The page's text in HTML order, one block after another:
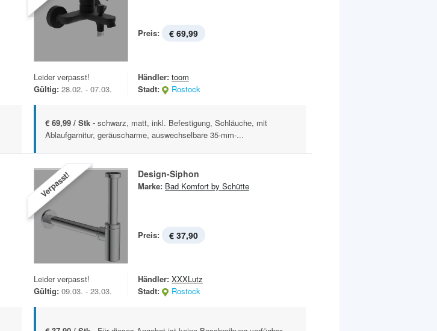
Preis: € 69,99
Leider verpasst!
Gültig: 28.02. - 07.03.
Händler: toom
Stadt:
Rostock
€ 69,99 / Stk - schwarz, matt, inkl. Befestigung, Schläuche, mit
Ablaufgarnitur, geräuscharme, auswechselbare 35‑mm‑...
Verpasst! Design-Siphon
Marke: Bad Komfort by Schütte
Preis: € 37,90
Leider verpasst!
Gültig: 09.03. - 23.03.
Händler: XXXLutz
Stadt:
Rostock